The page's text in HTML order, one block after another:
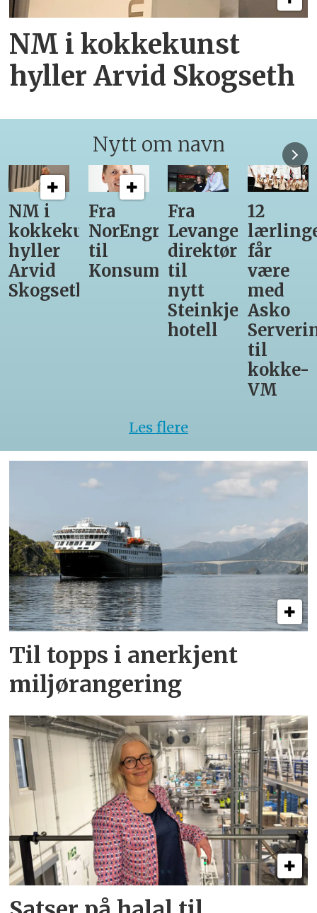
NM i kokkekunst
hyller Arvid Skogseth
Nytt om navn
Fra
NorEngros
til
Konsumgruppen
Fra
Levanger-
direktør
til
Steinkjer-
12
lærlinger
får
være
med
Asko
Servering
Fra
til
Matprat
Les flere
Til topps i anerkjent
miljørangering